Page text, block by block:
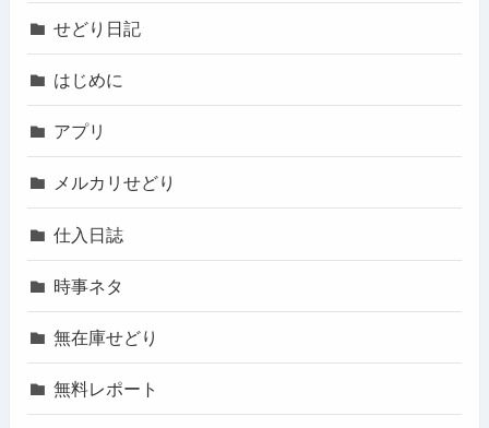
せどり日記
はじめに
アプリ
メルカリせどり
仕入日誌
時事ネタ
無在庫せどり
無料レポート